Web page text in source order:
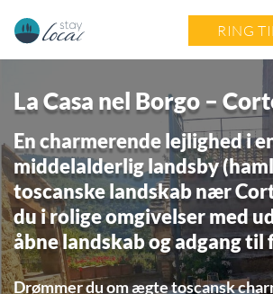
RING
La Casa nel Borgo –
En charmerende lejlighed i
middelalderlig landsby
toscanske landskab nær
du i rolige omgivelser med
åbne landskab og adgang
Drømmer du om ægte toscansk